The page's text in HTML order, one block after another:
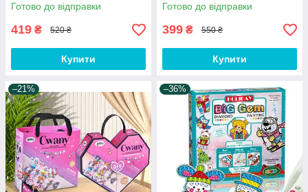
Готово до відправки
419 ₴ 520 ₴
Купити
Готово до відправки
399 ₴ 550 ₴
Купити
–21% –36%